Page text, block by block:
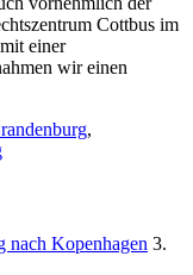
Cottbus im
einer
wir einen
,
nach Kopenhagen 3.